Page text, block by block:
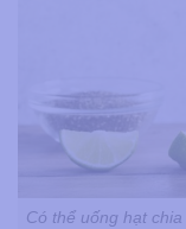
Có thể uống hạt